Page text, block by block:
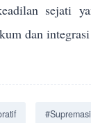
sejati
dan